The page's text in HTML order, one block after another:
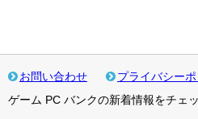
お問い合わせ プライバシー
ゲーム PC バンクの新着情報をチェ